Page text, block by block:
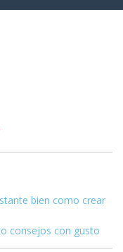
bien como crear
consejos con gusto